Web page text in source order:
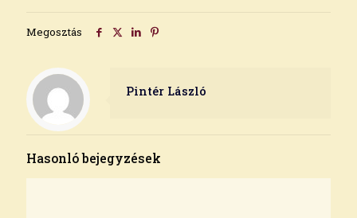
Megosztás
Pintér László
Hasonló bejegyzések